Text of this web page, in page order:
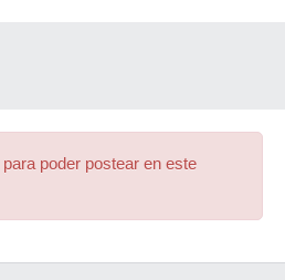
para poder postear en este